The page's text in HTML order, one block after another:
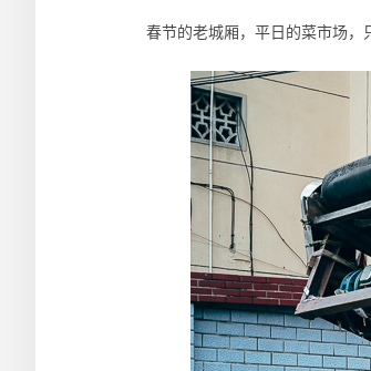
春节的老城厢，平日的菜市场，